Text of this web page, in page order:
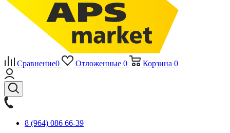
Сравнение0 Отложенные 0 Корзина 0
8 (964) 086 66-39